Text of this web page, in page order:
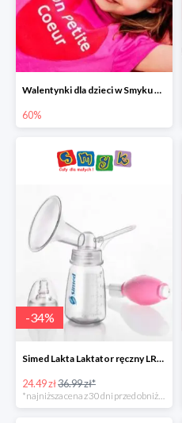
Walentynki dla dzieci w Smyku do -60%
60%
-34%
Simed Lakta Laktator ręczny LR-8 -34%
24.49 zł36.99 zł*
*najniższa cena z 30 dni przed obniżką